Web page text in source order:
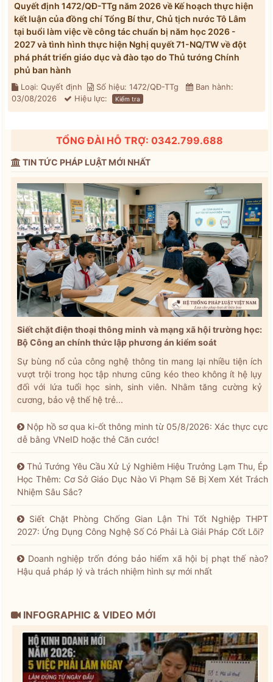
Quyết định 1472/QĐ-TTg năm 2026 về Kế hoạch thực hiện
kết luận của đồng chí Tổng Bí thư, Chủ tịch nước Tô Lâm
tại buổi làm việc về công tác chuẩn bị năm học 2026 -
2027 và tình hình thực hiện Nghị quyết 71-NQ/TW về đột
phá phát triển giáo dục và đào tạo do Thủ tướng Chính
phủ ban hành
Loại: Quyết định Số hiệu: 1472/QĐ-TTg
Ban hành:
03/08/2026
Hiệu lực: Kiểm tra
TỔNG ĐÀI HỖ TRỢ: 0342.799.688
TIN TỨC PHÁP LUẬT MỚI NHẤT
Siết chặt điện thoại thông minh và mạng xã hội trường học:
Bộ Công an chính thức lập phương án kiểm soát
Sự bùng nổ của công nghệ thông tin mang lại nhiều tiện ích
vượt trội trong học tập nhưng cũng kéo theo không ít hệ lụy
đối với lứa tuổi học sinh, sinh viên. Nhằm tăng cường kỷ
cương, bảo vệ thế hệ trẻ...
Nộp hồ sơ qua ki-ốt thông minh từ 05/8/2026: Xác thực cực
dễ bằng VNeID hoặc thẻ Căn cước!
Thủ Tướng Yêu Cầu Xử Lý Nghiêm Hiệu Trưởng Lạm Thu, Ép
Học Thêm: Cơ Sở Giáo Dục Nào Vi Phạm Sẽ Bị Xem Xét Trách
Nhiệm Sâu Sắc?
Siết Chặt Phòng Chống Gian Lận Thi Tốt Nghiệp THPT
2027: Ứng Dụng Công Nghệ Số Có Phải Là Giải Pháp Cốt Lõi?
Doanh nghiệp trốn đóng bảo hiểm xã hội bị phạt thế nào?
Hậu quả pháp lý và trách nhiệm hình sự mới nhất
INFOGRAPHIC & VIDEO MỚI